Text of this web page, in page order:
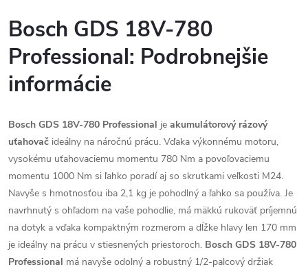
Bosch GDS 18V-780
Professional: Podrobnejšie
informácie
Bosch GDS 18V-780 Professional je akumulátorový rázový
uťahovač ideálny na náročnú prácu. Vďaka výkonnému motoru,
vysokému uťahovaciemu momentu 780 Nm a povoľovaciemu
momentu 1000 Nm si ľahko poradí aj so skrutkami veľkosti M24.
Navyše s hmotnosťou iba 2,1 kg je pohodlný a ľahko sa používa. Je
navrhnutý s ohľadom na vaše pohodlie, má mäkkú rukoväť príjemnú
na dotyk a vďaka kompaktným rozmerom a dĺžke hlavy len 170 mm
je ideálny na prácu v stiesnených priestoroch. Bosch GDS 18V-780
Professional má navyše odolný a robustný 1/2-palcový držiak